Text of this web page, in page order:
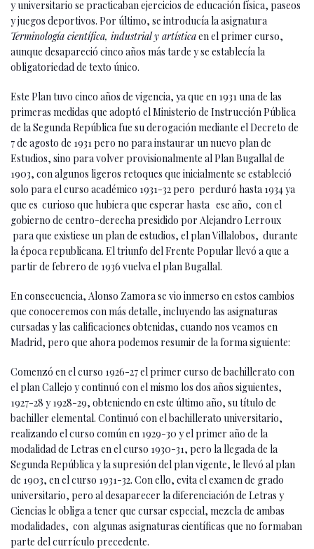
y universitario se practicaban ejercicios de educación física, paseos
y juegos deportivos. Por último, se introducía la asignatura
Terminología científica, industrial y artísticaen el primer curso,
aunque desapareció cinco años más tarde y se establecía la
obligatoriedad de texto único.
Este Plan tuvo cinco años de vigencia, ya que en 1931 una de las
primeras medidas que adoptó el Ministerio de Instrucción Pública
de la Segunda República fue su derogación mediante el Decreto de
7 de agosto de 1931 pero no para instaurar un nuevo plan de
Estudios, sino para volver provisionalmente al Plan Bugallal de
1903, con algunos ligeros retoques que inicialmente se estableció
solo para el curso académico 1931-32 pero perduró hasta 1934 ya
que es curioso que hubiera que esperar hasta ese año, con el
gobierno de centro-derecha presidido por Alejandro Lerroux
para que existiese un plan de estudios, el plan Villalobos, durante
la época republicana. El triunfo del Frente Popular llevó a que a
partir de febrero de 1936 vuelva el plan Bugallal.
En consecuencia, Alonso Zamora se vio inmerso en estos cambios
que conoceremos con más detalle, incluyendo las asignaturas
cursadas y las calificaciones obtenidas, cuando nos veamos en
Madrid, pero que ahora podemos resumir de la forma siguiente:
Comenzó en el curso 1926-27 el primer curso de bachillerato con
el plan Callejo y continuó con el mismo los dos años siguientes,
1927-28 y 1928-29, obteniendo en este último año, su título de
bachiller elemental. Continuó con el bachillerato universitario,
realizando el curso común en 1929-30 y el primer año de la
modalidad de Letras en el curso 1930-31, pero la llegada de la
Segunda República y la supresión del plan vigente, le llevó al plan
de 1903, en el curso 1931-32. Con ello, evita el examen de grado
universitario, pero al desaparecer la diferenciación de Letras y
Ciencias le obliga a tener que cursar especial, mezcla de ambas
modalidades, con algunas asignaturas científicas que no formaban
parte del currículo precedente.